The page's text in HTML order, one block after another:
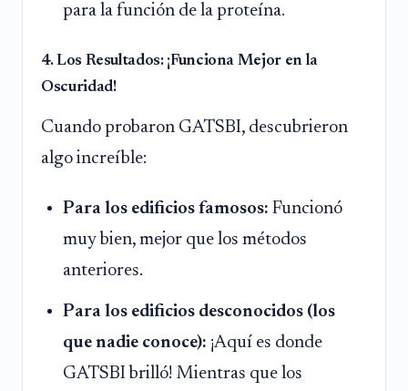
para la función de la proteína.
4. Los Resultados: ¡Funciona Mejor en la
Oscuridad!
Cuando probaron GATSBI, descubrieron
algo increíble:
Para los edificios famosos: Funcionó
muy bien, mejor que los métodos
anteriores.
Para los edificios desconocidos (los
que nadie conoce): ¡Aquí es donde
GATSBI brilló! Mientras que los